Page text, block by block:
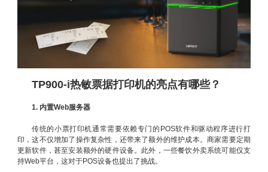
TP900-i热敏票据打印机的亮点有哪些？
1. 内置Web服务器
传统的小票打印机通常需要依赖专门的POS软件和驱动程序进行打
印，这不仅增加了操作复杂性，还带来了额外的维护成本。商家需要定期
更新软件，甚至安装额外的硬件设备。此外，一些餐饮外卖系统可能仅支
持Web平台，这对于POS设备也提出了挑战。